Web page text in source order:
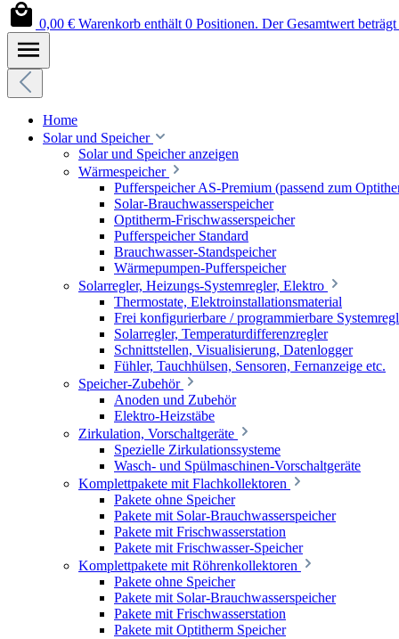
0,00 € Warenkorb enthält 0 Positionen. Der Gesamtwert
Home
Solar und Speicher
Solar und Speicher anzeigen
Wärmespeicher
Pufferspeicher AS-Premium (passend zum
Solar-Brauchwasserspeicher
Optitherm-Frischwasserspeicher
Pufferspeicher Standard
Brauchwasser-Standspeicher
Wärmepumpen-Pufferspeicher
Solarregler, Heizungs-Systemregler, Elektro
Thermostate, Elektroinstallationsmaterial
Frei konfigurierbare / programmierbare
Solarregler, Temperaturdifferenzregler
Schnittstellen, Visualisierung, Datenlogger
Fühler, Tauchhülsen, Sensoren, Fernanzeige etc.
Speicher-Zubehör
Anoden und Zubehör
Elektro-Heizstäbe
Zirkulation, Vorschaltgeräte
Spezielle Zirkulationssysteme
Wasch- und Spülmaschinen-Vorschaltgeräte
Komplettpakete mit Flachkollektoren
Pakete ohne Speicher
Pakete mit Solar-Brauchwasserspeicher
Pakete mit Frischwasserstation
Pakete mit Frischwasser-Speicher
Komplettpakete mit Röhrenkollektoren
Pakete ohne Speicher
Pakete mit Solar-Brauchwasserspeicher
Pakete mit Frischwasserstation
Pakete mit Optitherm Speicher